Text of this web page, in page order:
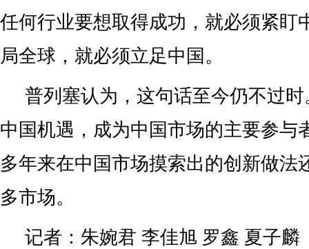
任何行业要想取得成功，就必须紧盯
局全球，就必须立足中国。
普列塞认为，这句话至今仍不过
中国机遇，成为中国市场的主要参与
多年来在中国市场摸索出的创新做法
多市场。
记者：朱婉君 李佳旭 罗鑫 夏子麟